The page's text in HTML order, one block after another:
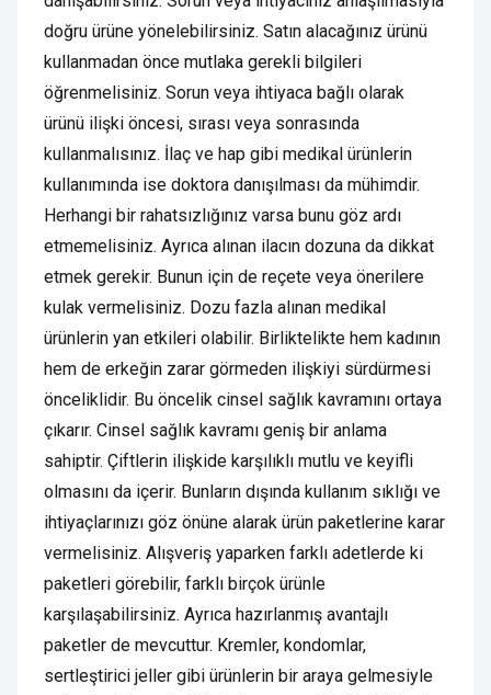
doğru ürüne yönelebilirsiniz. Satın alacağınız ürünü
kullanmadan önce mutlaka gerekli bilgileri
öğrenmelisiniz. Sorun veya ihtiyaca bağlı olarak
ürünü ilişki öncesi, sırası veya sonrasında
kullanmalısınız. İlaç ve hap gibi medikal ürünlerin
kullanımında ise doktora danışılması da mühimdir.
Herhangi bir rahatsızlığınız varsa bunu göz ardı
etmemelisiniz. Ayrıca alınan ilacın dozuna da dikkat
etmek gerekir. Bunun için de reçete veya önerilere
kulak vermelisiniz. Dozu fazla alınan medikal
ürünlerin yan etkileri olabilir. Birliktelikte hem kadının
hem de erkeğin zarar görmeden ilişkiyi sürdürmesi
önceliklidir. Bu öncelik cinsel sağlık kavramını ortaya
çıkarır. Cinsel sağlık kavramı geniş bir anlama
sahiptir. Çiftlerin ilişkide karşılıklı mutlu ve keyifli
olmasını da içerir. Bunların dışında kullanım sıklığı ve
ihtiyaçlarınızı göz önüne alarak ürün paketlerine karar
vermelisiniz. Alışveriş yaparken farklı adetlerde ki
paketleri görebilir, farklı birçok ürünle
karşılaşabilirsiniz. Ayrıca hazırlanmış avantajlı
paketler de mevcuttur. Kremler, kondomlar,
sertleştirici jeller gibi ürünlerin bir araya gelmesiyle